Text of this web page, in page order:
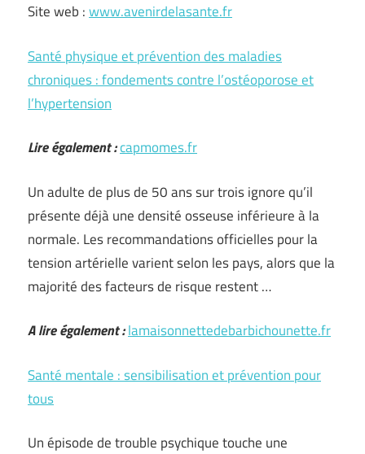
Site web :www.avenirdelasante.fr
Santé physique et prévention des maladies
chroniques : fondements contre l’ostéoporose et
l’hypertension
Lire également :capmomes.fr
Un adulte de plus de 50 ans sur trois ignore qu’il
présente déjà une densité osseuse inférieure à la
normale. Les recommandations officielles pour la
tension artérielle varient selon les pays, alors que la
majorité des facteurs de risque restent …
A lire également :lamaisonnettedebarbichounette.fr
Santé mentale : sensibilisation et prévention pour
tous
Un épisode de trouble psychique touche une